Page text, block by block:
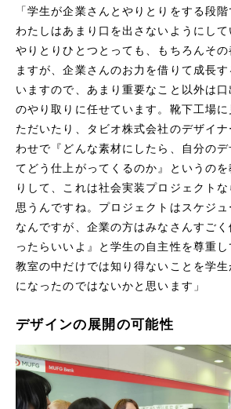
「学生が企業さんとやりとりをする段
わたしはあまり口を出さないようにし
やりとりひとつとっても、もちろんそ
ますが、企業さんのお力を借りて成長
いますので、あまり重要なこと以外は
のやり取りに任せています。靴下工場
ただいたり、タビオ株式会社のデザイ
わせで『どんな素材にしたら、自分の
てどう仕上がってくるのか』というの
りして、これは社会実装プロジェクト
思うんですね。プロジェクトはスケジ
なんですが、企業の方はみなさんすご
ったらいいよ』と学生の自主性を尊重し
教室の中だけでは知り得ないことを学
になったのではないかと思います」
デザインの展開の可能性